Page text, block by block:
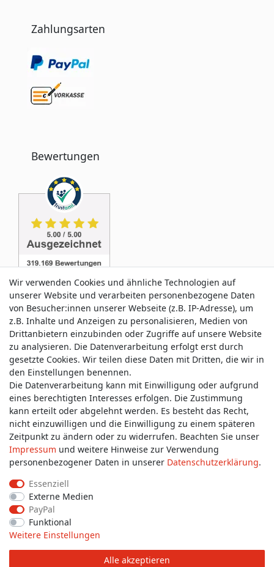
Zahlungsarten
Bewertungen
Service & Kontakt
Wünschen Sie einen Rückruf?
service@allmyclothes.de
Schreiben Sie uns:
service@allmyclothes.de
Impressum
Widerrufs­recht
Wir verwenden Cookies und ähnliche Technologien auf
unserer Website und verarbeiten personenbezogene Daten
von Besucher:innen unserer Webseite (z.B. IP-Adresse), um
z.B. Inhalte und Anzeigen zu personalisieren, Medien von
Drittanbietern einzubinden oder Zugriffe auf unsere Website
zu analysieren. Die Datenverarbeitung erfolgt erst durch
gesetzte Cookies. Wir teilen diese Daten mit Dritten, die wir in
den Einstellungen benennen.
Die Datenverarbeitung kann mit Einwilligung oder aufgrund
eines berechtigten Interesses erfolgen. Die Zustimmung
kann erteilt oder abgelehnt werden. Es besteht das Recht,
nicht einzuwilligen und die Einwilligung zu einem späteren
Zeitpunkt zu ändern oder zu widerrufen. Beachten Sie unser
Impressum und weitere Hinweise zur Verwendung
personenbezogener Daten in unserer Daten­schutz­erklärung.
Essenziell
Externe Medien
PayPal
Funktional
Weitere Einstellungen
Alle akzeptieren